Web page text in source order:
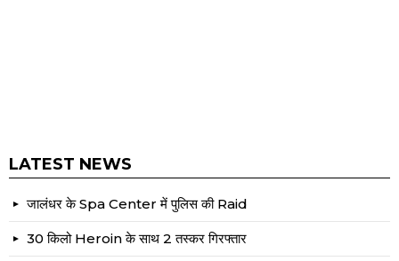
LATEST NEWS
जालंधर के Spa Center में पुलिस की Raid
30 किलो Heroin के साथ 2 तस्कर गिरफ्तार